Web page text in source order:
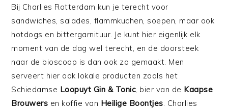
Bij Charlies Rotterdam kun je terecht voor
sandwiches, salades, flammkuchen, soepen, maar ook
hotdogs en bittergarnituur. Je kunt hier eigenlijk elk
moment van de dag wel terecht, en de doorsteek
naar de bioscoop is dan ook zo gemaakt. Men
serveert hier ook lokale producten zoals het
Schiedamse Loopuyt Gin & Tonic, bier van de Kaapse
Brouwers en koffie van Heilige Boontjes. Charlies